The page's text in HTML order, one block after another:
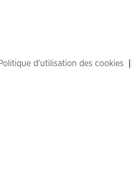
Politique d'utilisation des cookies